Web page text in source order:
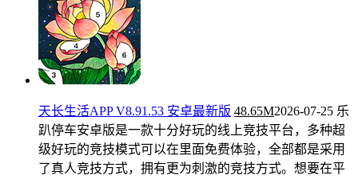
天长生活APP V8.91.53 安卓最新版 48.65M2026-07-25 乐
趴停车安卓版是一款十分好玩的线上竞技平台，多种超
级好玩的竞技模式可以在里面免费体验，全部都是采用
了真人竞技方式，拥有更为刺激的竞技方式。想要在平